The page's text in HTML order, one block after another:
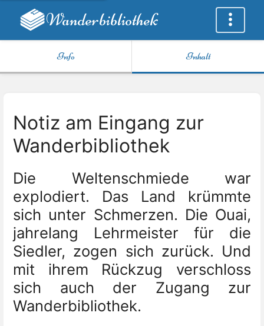
Wanderbibliothek
Info Inhalt
Notiz am Eingang zur
Wanderbibliothek
Die Weltenschmiede war
explodiert. Das Land krümmte
sich unter Schmerzen. Die Ouai,
jahrelang Lehrmeister für die
Siedler, zogen sich zurück. Und
mit ihrem Rückzug verschloss
sich auch der Zugang zur
Wanderbibliothek.